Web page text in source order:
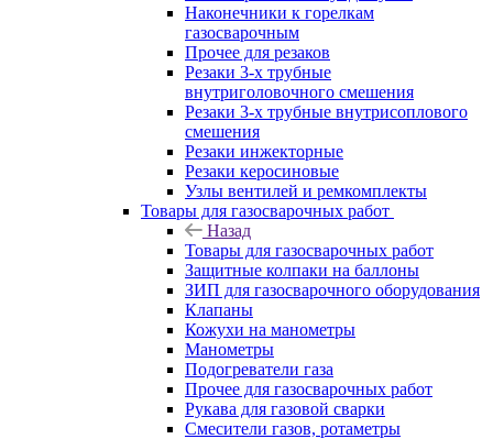
Наконечники к горелкам
газосварочным
Прочее для резаков
Резаки 3-х трубные
внутриголовочного смешения
Резаки 3-х трубные внутрисоплового
смешения
Резаки инжекторные
Резаки керосиновые
Узлы вентилей и ремкомплекты
Товары для газосварочных работ
Назад
Товары для газосварочных работ
Защитные колпаки на баллоны
ЗИП для газосварочного оборудования
Клапаны
Кожухи на манометры
Манометры
Подогреватели газа
Прочее для газосварочных работ
Рукава для газовой сварки
Смесители газов, ротаметры